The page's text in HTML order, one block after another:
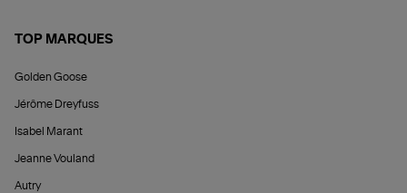
TOP MARQUES
Golden Goose
Jérôme Dreyfuss
Isabel Marant
Jeanne Vouland
Autry